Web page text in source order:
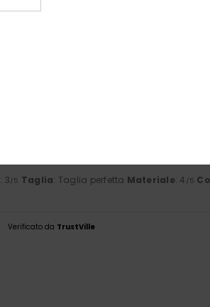
: 3/5 Taglia: Taglia perfetta Materiale: 4 /5
Verificato da TrustVille